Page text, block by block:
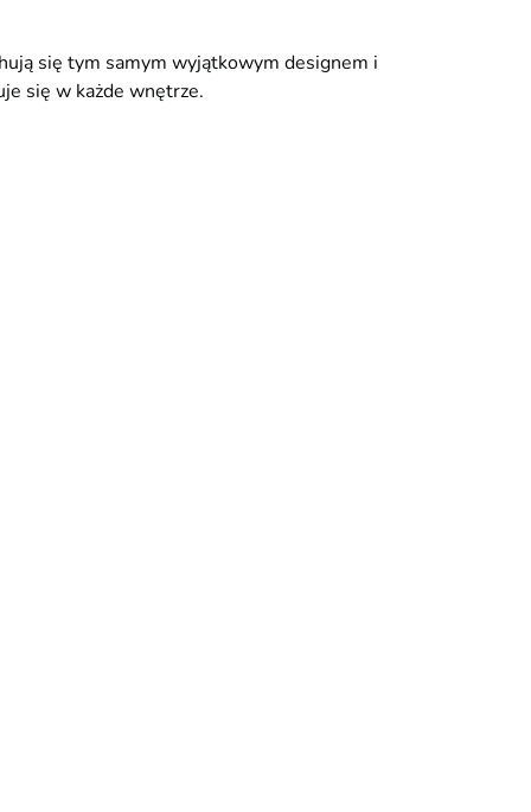
się tym samym wyjątkowym designem i
się w każde wnętrze.